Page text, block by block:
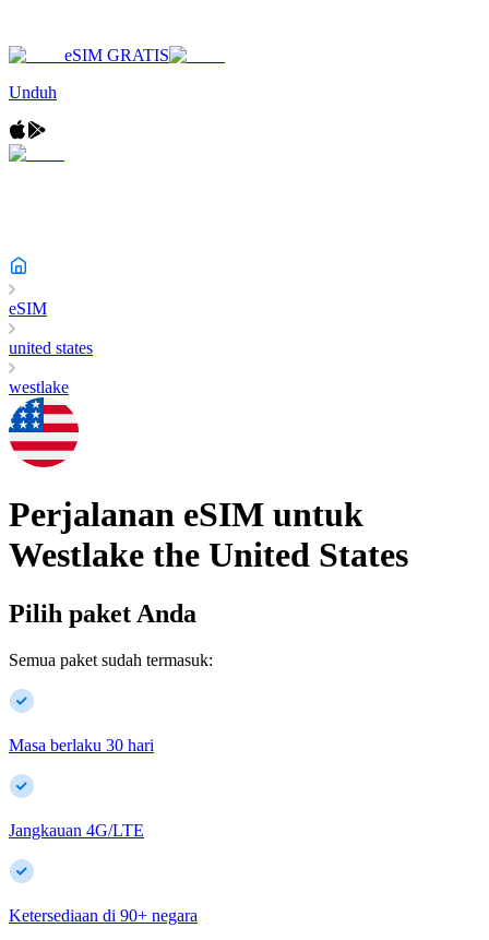
eSIM GRATIS
Unduh
eSIM
united states
westlake
Perjalanan eSIM untuk
Westlake the United States
Pilih paket Anda
Semua paket sudah termasuk:
Masa berlaku 30 hari
Jangkauan 4G/LTE
Ketersediaan di 90+ negara